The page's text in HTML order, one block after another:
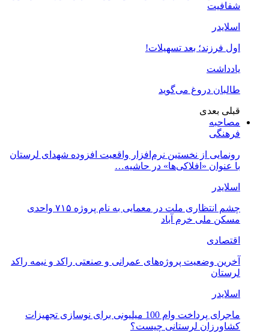
شفافیت
اسلایدر
اول فرزند؛ بعد تسهیلات!
یادداشت
طالبان دروغ می‌گوید
قبلی بعدی
مصاحبه
فرهنگی
رونمایی از نخستین نرم‌افزار واقعیت افزوده شهدای لرستان
با عنوان «افلاکی‌ها» در حاشیه…
اسلایدر
چشم انتظاری ملت در معمایی به نام پروژه ۷۱۵ واحدی
مسکن ملی خرم آباد
اقتصادی
آخرین وضعیت پروژه‌های عمرانی و صنعتی راکد و نیمه راکد
لرستان
اسلایدر
ماجرای پرداخت وام 100 میلیونی برای نوسازی تجهیزات
کشاورزان لرستانی چیست؟